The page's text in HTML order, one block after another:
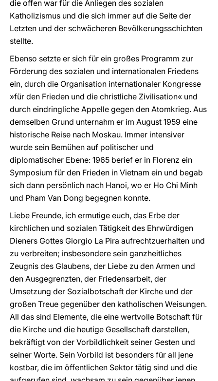
die offen war für die Anliegen des sozialen
Katholizismus und die sich immer auf die Seite der
Letzten und der schwächeren Bevölkerungsschichten
stellte.
Ebenso setzte er sich für ein großes Programm zur
Förderung des sozialen und internationalen Friedens
ein, durch die Organisation internationaler Kongresse
»für den Frieden und die christliche Zivilisation« und
durch eindringliche Appelle gegen den Atomkrieg. Aus
demselben Grund unternahm er im August 1959 eine
historische Reise nach Moskau. Immer intensiver
wurde sein Bemühen auf politischer und
diplomatischer Ebene: 1965 berief er in Florenz ein
Symposium für den Frieden in Vietnam ein und begab
sich dann persönlich nach Hanoi, wo er Ho Chi Minh
und Pham Van Dong begegnen konnte.
Liebe Freunde, ich ermutige euch, das Erbe der
kirchlichen und sozialen Tätigkeit des Ehrwürdigen
Dieners Gottes Giorgio La Pira aufrechtzuerhalten und
zu verbreiten; insbesondere sein ganzheitliches
Zeugnis des Glaubens, der Liebe zu den Armen und
den Ausgegrenzten, der Friedensarbeit, der
Umsetzung der Sozialbotschaft der Kirche und der
großen Treue gegenüber den katholischen Weisungen.
All das sind Elemente, die eine wertvolle Botschaft für
die Kirche und die heutige Gesellschaft darstellen,
bekräftigt von der Vorbildlichkeit seiner Gesten und
seiner Worte. Sein Vorbild ist besonders für all jene
kostbar, die im öffentlichen Sektor tätig sind und die